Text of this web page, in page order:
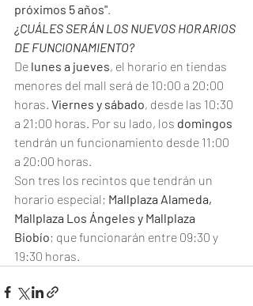
próximos 5 años".
¿CUÁLES SERÁN LOS NUEVOS HORARIOS
DE FUNCIONAMIENTO?
De lunes a jueves, el horario en tiendas
menores del mall será de 10:00 a 20:00
horas. Viernes y sábado, desde las 10:30
a 21:00 horas. Por su lado, los domingos
tendrán un funcionamiento desde 11:00
a 20:00 horas.
Son tres los recintos que tendrán un
horario especial; Mallplaza Alameda,
Mallplaza Los Ángeles y Mallplaza
Biobío; que funcionarán entre 09:30 y
19:30 horas.